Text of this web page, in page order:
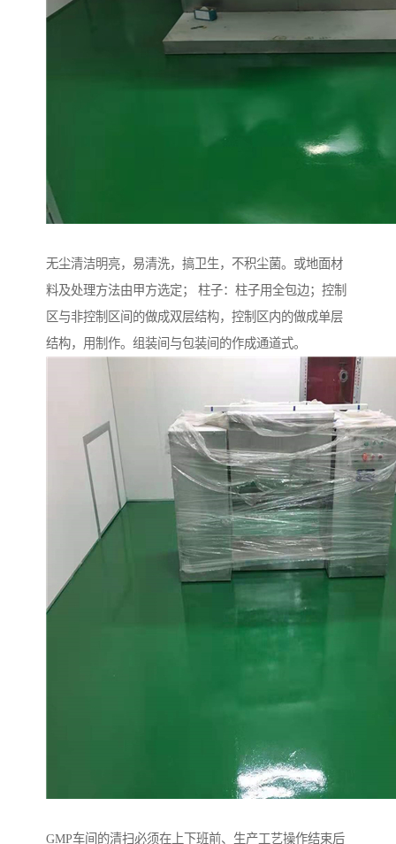
无尘清洁明亮，易清洗，搞卫生，不积尘菌。或地面材
料及处理方法由甲方选定； 柱子：柱子用全包边；控制
区与非控制区间的做成双层结构，控制区内的做成单层
结构，用制作。组装间与包装间的作成通道式。
GMP车间的清扫必须在上下班前、生产工艺操作结束后